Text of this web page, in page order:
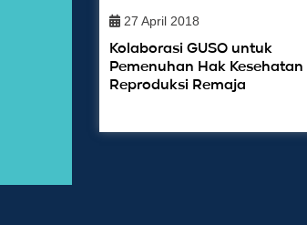
27 April 2018
Kolaborasi GUSO untuk
Pemenuhan Hak Kesehatan
Reproduksi Remaja